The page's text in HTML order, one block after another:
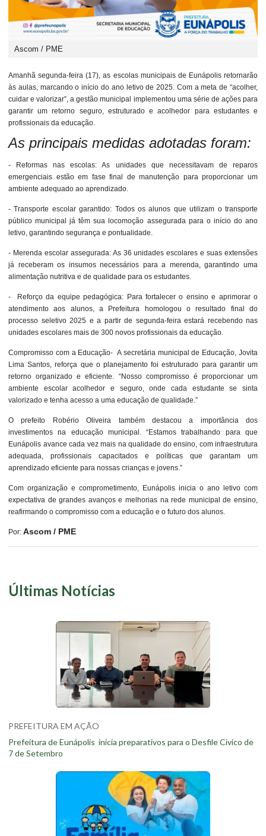
Ascom / PME
Amanhã segunda-feira (17), as escolas municipais de Eunápolis retornarão
às aulas, marcando o início do ano letivo de 2025. Com a meta de “acolher,
cuidar e valorizar”, a gestão municipal implementou uma série de ações para
garantir um retorno seguro, estruturado e acolhedor para estudantes e
profissionais da educação.
As principais medidas adotadas foram:
- Reformas nas escolas: As unidades que necessitavam de reparos
emergenciais estão em fase final de manutenção para proporcionar um
ambiente adequado ao aprendizado.
- Transporte escolar garantido: Todos os alunos que utilizam o transporte
público municipal já têm sua locomoção assegurada para o início do ano
letivo, garantindo segurança e pontualidade.
- Merenda escolar assegurada: As 36 unidades escolares e suas extensões
já receberam os insumos necessários para a merenda, garantindo uma
alimentação nutritiva e de qualidade para os estudantes.
- Reforço da equipe pedagógica: Para fortalecer o ensino e aprimorar o
atendimento aos alunos, a Prefeitura homologou o resultado final do
processo seletivo 2025 e a partir de segunda-feira estará recebendo nas
unidades escolares mais de 300 novos profissionais da educação.
Compromisso com a Educação- A secretária municipal de Educação, Jovita
Lima Santos, reforça que o planejamento foi estruturado para garantir um
retorno organizado e eficiente. “Nosso compromisso é proporcionar um
ambiente escolar acolhedor e seguro, onde cada estudante se sinta
valorizado e tenha acesso a uma educação de qualidade.”
O prefeito Robério Oliveira também destacou a importância dos
investimentos na educação municipal. “Estamos trabalhando para que
Eunápolis avance cada vez mais na qualidade do ensino, com infraestrutura
adequada, profissionais capacitados e políticas que garantam um
aprendizado eficiente para nossas crianças e jovens.”
Com organização e comprometimento, Eunápolis inicia o ano letivo com
expectativa de grandes avanços e melhorias na rede municipal de ensino,
reafirmando o compromisso com a educação e o futuro dos alunos.
Por: Ascom / PME
Últimas Notícias
PREFEITURA EM AÇÃO
Prefeitura de Eunápolis inicia preparativos para o Desfile Cívico de
7 de Setembro